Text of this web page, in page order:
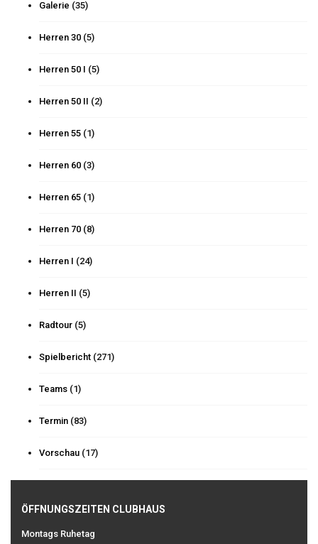
Galerie (35)
Herren 30 (5)
Herren 50 I (5)
Herren 50 II (2)
Herren 55 (1)
Herren 60 (3)
Herren 65 (1)
Herren 70 (8)
Herren I (24)
Herren II (5)
Radtour (5)
Spielbericht (271)
Teams (1)
Termin (83)
Vorschau (17)
ÖFFNUNGSZEITEN CLUBHAUS
Montags Ruhetag